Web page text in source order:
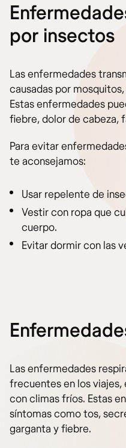
por insectos
Las enfermedades
causadas por
Estas enfermedades
fiebre, dolor de cabeza,
Para evitar
te aconsejamos:
Usar repelente de
Vestir con ropa que
cuerpo.
Evitar dormir con las
Las enfermedades
frecuentes en los
con climas fríos. Estas
síntomas como tos,
garganta y fiebre.